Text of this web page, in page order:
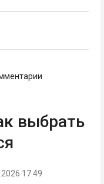
выбрать
17:49